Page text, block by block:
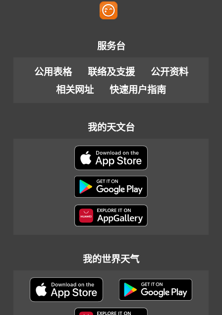
服务台
公用表格 联络及支援
公开资料
相关网址
快速用户指南
我的天文台
我的世界天气